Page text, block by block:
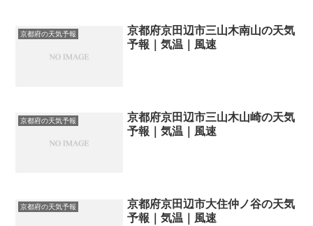
京都府の天気予報
京都府京田辺市三山木南山の天気
予報｜気温｜風速
京都府の天気予報
京都府京田辺市三山木山崎の天気
予報｜気温｜風速
京都府の天気予報
京都府京田辺市大住仲ノ谷の天気
予報｜気温｜風速